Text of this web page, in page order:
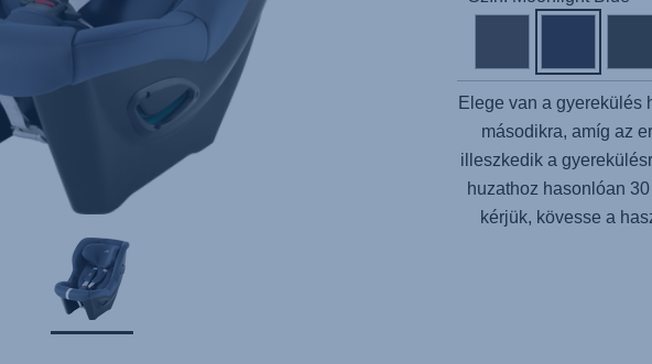
Elege van a gyerekülés
másodikra, amíg az
illeszkedik a
huzathoz hasonlóan
kérjük, kövesse a